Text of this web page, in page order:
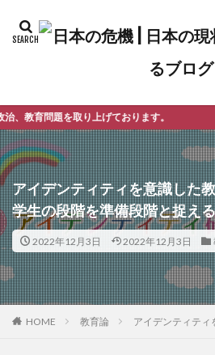
おります。
アイデンティティを意識し
学生の段階を準備段階と捉える
2022年12月3日 2022年12月3日
HOME 教育論 アイデンティテ